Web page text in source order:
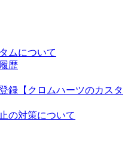
ムについて
歴
録【クロムハーツのカスタ
の対策について